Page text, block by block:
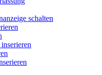
schalten